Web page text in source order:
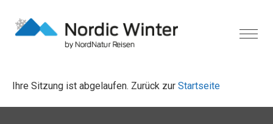
Ihre Sitzung ist abgelaufen. Zurück zur Startseite